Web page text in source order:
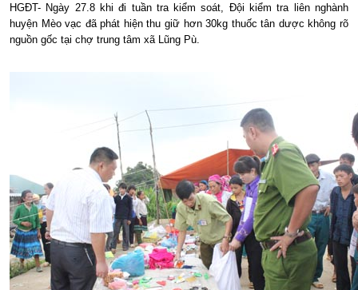
HGĐT- Ngày 27.8 khi đi tuần tra kiểm soát, Đội kiểm tra liên nghành
huyện Mèo vạc đã phát hiện thu giữ hơn 30kg thuốc tân dược không rõ
nguồn gốc tại chợ trung tâm xã Lũng Pù.